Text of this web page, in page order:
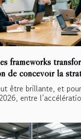
frameworks
de concevoir la
être brillante, et
entre